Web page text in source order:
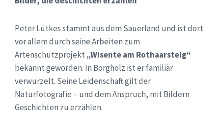
Peter Lütkes stammt aus dem Sauerland und ist dort
vor allem durch seine Arbeiten zum
Artenschutzprojekt „Wisente am Rothaarsteig“
bekannt geworden. In Borgholz ist er familiär
verwurzelt. Seine Leidenschaft gilt der
Naturfotografie – und dem Anspruch, mit Bildern
Geschichten zu erzählen.